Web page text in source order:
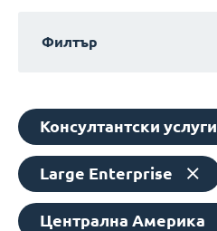
Филтър
Консултантски услуги
Large Enterprise
Централна Америка